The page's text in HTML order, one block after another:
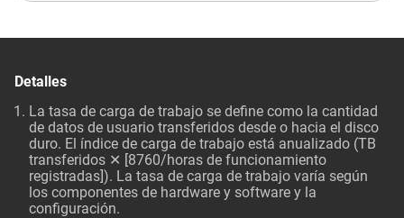
Detalles
La tasa de carga de trabajo se define como la cantidad
de datos de usuario transferidos desde o hacia el disco
duro. El índice de carga de trabajo está anualizado (TB
transferidos ✕ [8760/horas de funcionamiento
registradas]). La tasa de carga de trabajo varía según
los componentes de hardware y software y la
configuración.